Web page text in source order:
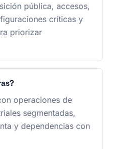
pública, accesos,
críticas y
priorizar
operaciones de
segmentadas,
y dependencias con